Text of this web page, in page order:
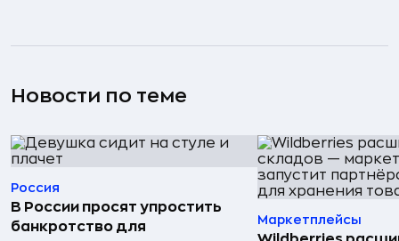
Новости по теме
Россия
В России просят упростить
банкротство для
Маркетплейсы